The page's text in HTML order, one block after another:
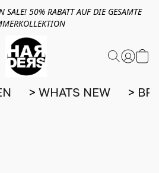
SALE! 50% RABATT AUF DIE GESAMTE
> WHATS NEW >